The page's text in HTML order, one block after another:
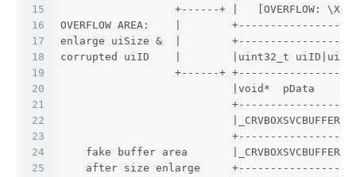
15
16
17
18
19
20
21
22
23
24
25
+------+ |   [OVERFLOW:
OVERFLOW AREA:    |
enlarge uiSize &  |
corrupted uiID    |        |uint32_t
+------+
fake buffer area
after size enlarge